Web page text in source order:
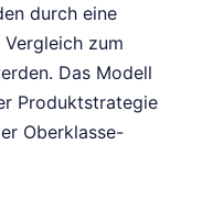
durch eine
zum
Das Modell
Produktstrategie
Oberklasse-